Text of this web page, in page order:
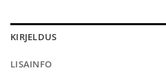
KIRJELDUS
LISAINFO